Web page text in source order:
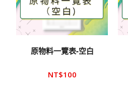
原物料一覽表-空白
NT$100